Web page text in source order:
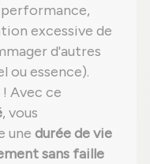
excessive de
d'autres
ou essence).
Avec ce
, vous
une durée de vie
sans faille